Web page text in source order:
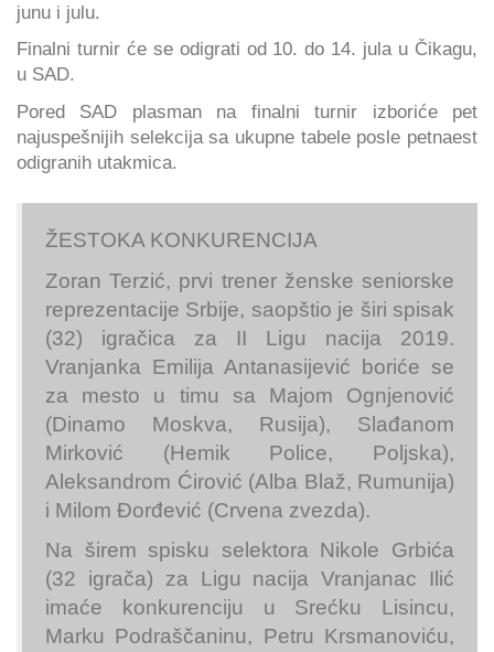
junu i julu.
Finalni turnir će se odigrati od 10. do 14. jula u Čikagu,
u SAD.
Pored SAD plasman na finalni turnir izboriće pet
najuspešnijih selekcija sa ukupne tabele posle petnaest
odigranih utakmica.
ŽESTOKA KONKURENCIJA
Zoran Terzić, prvi trener ženske seniorske
reprezentacije Srbije, saopštio je širi spisak
(32) igračica za II Ligu nacija 2019.
Vranjanka Emilija Antanasijević boriće se
za mesto u timu sa Majom Ognjenović
(Dinamo Moskva, Rusija), Slađanom
Mirković (Hemik Police, Poljska),
Aleksandrom Ćirović (Alba Blaž, Rumunija)
i Milom Đorđević (Crvena zvezda).
Na širem spisku selektora Nikole Grbića
(32 igrača) za Ligu nacija Vranjanac Ilić
imaće konkurenciju u Srećku Lisincu,
Marku Podraščaninu, Petru Krsmanoviću,